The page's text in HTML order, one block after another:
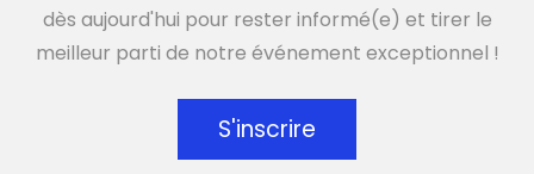
dès aujourd'hui pour rester informé(e) et tirer le
meilleur parti de notre événement exceptionnel !
S'inscrire